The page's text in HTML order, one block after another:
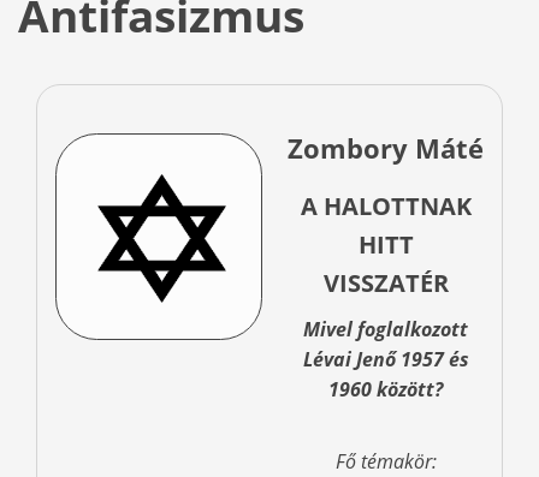
Antifasizmus
Zombory Máté
A HALOTTNAK
HITT
VISSZATÉR
Mivel foglalkozott
Lévai Jenő 1957 és
1960 között?
Fő témakör: